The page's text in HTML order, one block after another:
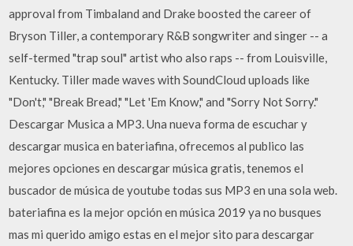
approval from Timbaland and Drake boosted the career of
Bryson Tiller, a contemporary R&B songwriter and singer -- a
self-termed "trap soul" artist who also raps -- from Louisville,
Kentucky. Tiller made waves with SoundCloud uploads like
"Don't," "Break Bread," "Let 'Em Know," and "Sorry Not Sorry."
Descargar Musica a MP3. Una nueva forma de escuchar y
descargar musica en bateriafina, ofrecemos al publico las
mejores opciones en descargar música gratis, tenemos el
buscador de música de youtube todas sus MP3 en una sola web.
bateriafina es la mejor opción en música 2019 ya no busques
mas mi querido amigo estas en el mejor sito para descargar